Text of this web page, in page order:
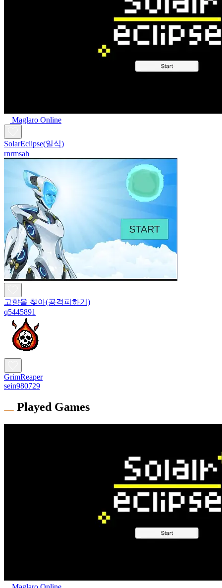
Maglaro Online
SolarEclipse(일식)
rnrmsah
고향을 찾아(공격피하기)
q5445891
GrimReaper
sein980729
Played Games